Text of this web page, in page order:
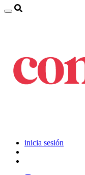
inicia sesión